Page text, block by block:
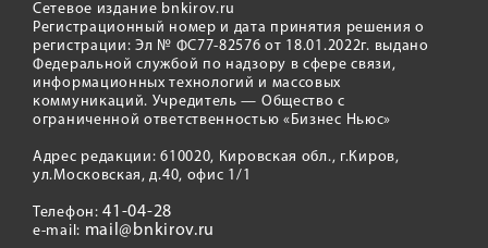
Сетевое издание bnkirov.ru
Регистрационный номер и дата принятия решения о
регистрации: Эл № ФС77-82576 от 18.01.2022г. выдано
Федеральной службой по надзору в сфере связи,
информационных технологий и массовых
коммуникаций. Учредитель — Общество с
ограниченной ответственностью «Бизнес Ньюс»
Адрес редакции: 610020, Кировская обл., г.Киров,
ул.Московская, д.40, офис 1/1
Телефон:41-04-28
e-mail: mail@bnkirov.ru